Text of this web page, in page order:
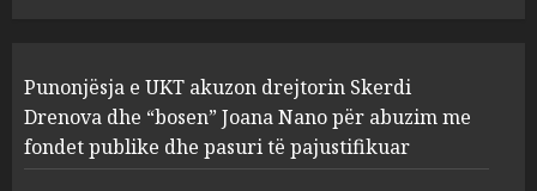
2
Apolonia- Gramshi, nis
procedim penal për Koço
Kokëdhimën (VIDEO)
MARCH 27, 2025
Punonjësja e UKT akuzon drejtorin Skerdi
Drenova dhe “bosen” Joana Nano për abuzim me
fondet publike dhe pasuri të pajustifikuar